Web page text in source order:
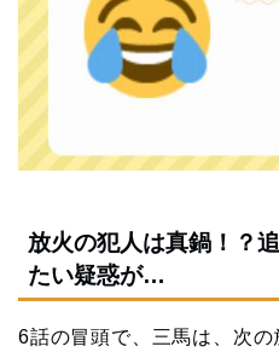
放火の犯人は真鍋！？
たい疑惑が…
6話の冒頭で、三馬は、次